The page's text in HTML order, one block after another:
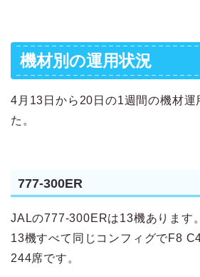
機材別の運用状況
4月13日から20日の1週間の機材運
た。
777-300ER
JALの777-300ERは13機あります。
13機すべて同じコンフィグでF8
244席です。